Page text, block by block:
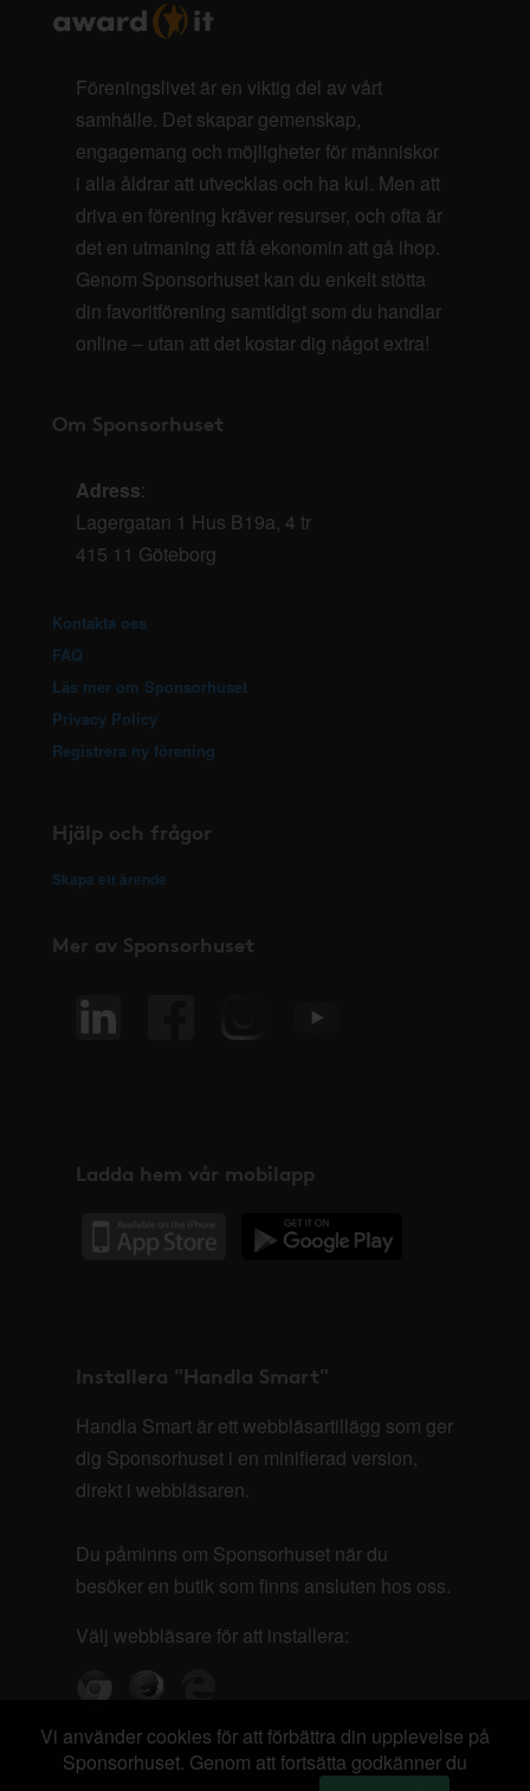
Föreningslivet är en viktig del av vårt
samhälle. Det skapar gemenskap,
engagemang och möjligheter för människor
i alla åldrar att utvecklas och ha kul. Men att
driva en förening kräver resurser, och ofta är
det en utmaning att få ekonomin att gå ihop.
Genom Sponsorhuset kan du enkelt stötta
din favoritförening samtidigt som du handlar
online – utan att det kostar dig något extra!
Om Sponsorhuset
Adress:
Lagergatan 1 Hus B19a, 4 tr
415 11 Göteborg
Kontakta oss
FAQ
Läs mer om Sponsorhuset
Privacy Policy
Registrera ny förening
Hjälp och frågor
Skapa ett ärende
Mer av Sponsorhuset
Ladda hem vår mobilapp
Installera "Handla Smart"
Handla Smart är ett webbläsartillägg som ger
dig Sponsorhuset i en minifierad version,
direkt i webbläsaren.
Du påminns om Sponsorhuset när du
besöker en butik som finns ansluten hos oss.
Välj webbläsare för att installera:
Vi använder cookies för att förbättra din upplevelse på
Sponsorhuset. Genom att fortsätta godkänner du